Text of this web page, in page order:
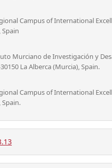
Campus of International
Murciano de Investigación y
La Alberca (Murcia), Spain.
Campus of International